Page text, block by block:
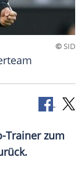
©SID
Trainer zum